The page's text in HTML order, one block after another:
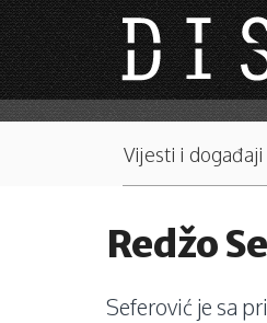
Skip to main content
Main
Vijesti i događaji
Redžo
Seferović je sa